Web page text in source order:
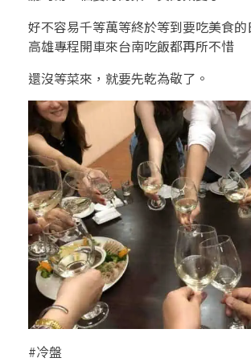
好不容易千等萬等終於等到要吃美食
高雄專程開車來台南吃飯都再所不惜
還沒等菜來，就要先乾為敬了。
#冷盤